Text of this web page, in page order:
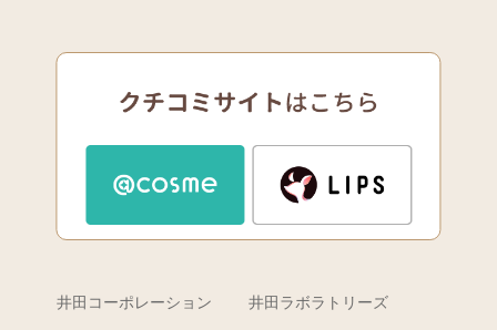
井田コーポレーション 井田ラボラトリーズ